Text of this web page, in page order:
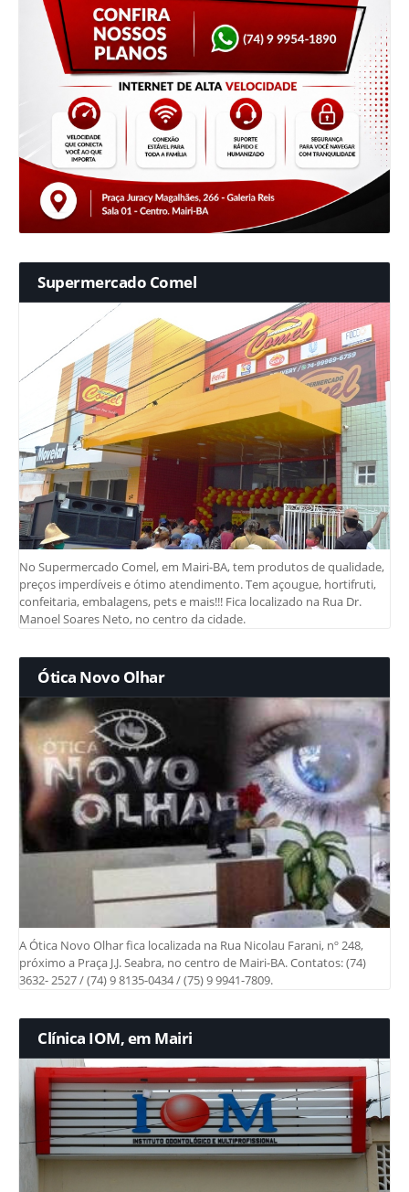
Supermercado Comel
No Supermercado Comel, em Mairi-BA, tem produtos de qualidade,
preços imperdíveis e ótimo atendimento. Tem açougue, hortifruti,
confeitaria, embalagens, pets e mais!!! Fica localizado na Rua Dr.
Manoel Soares Neto, no centro da cidade.
Ótica Novo Olhar
A Ótica Novo Olhar fica localizada na Rua Nicolau Farani, nº 248,
próximo a Praça J.J. Seabra, no centro de Mairi-BA. Contatos: (74)
3632- 2527 / (74) 9 8135-0434 / (75) 9 9941-7809.
Clínica IOM, em Mairi